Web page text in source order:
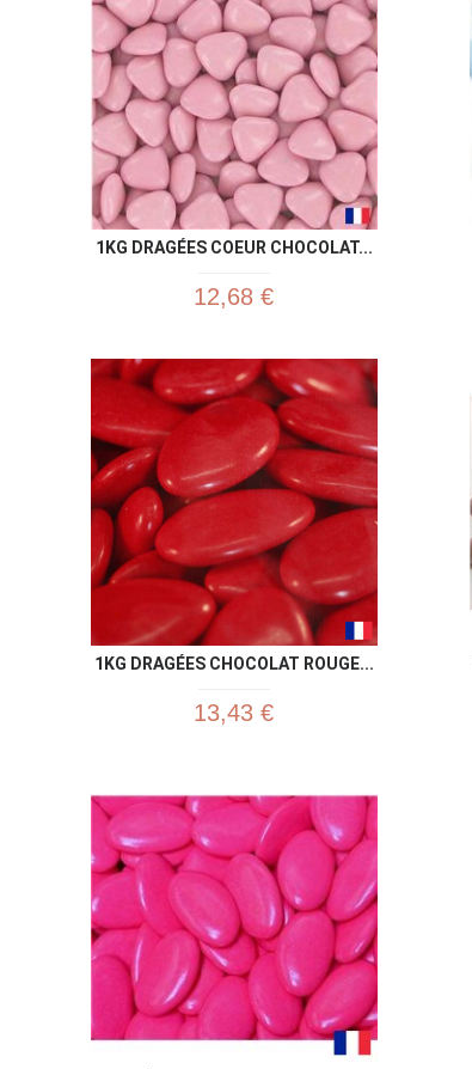
1KG DRAGÉES COEUR CHOCOLAT...
12,68 €
1KG DRAGÉES CHOCOLAT ROUGE...
13,43 €